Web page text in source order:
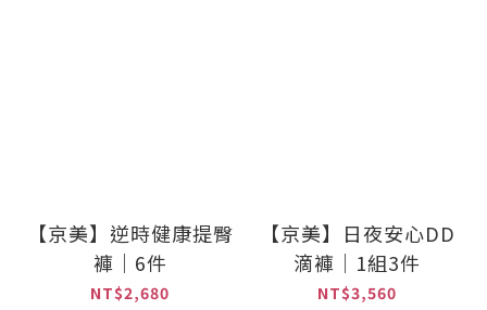
【京美】逆時健康提臀
褲｜6件
NT$2,680
【京美】日夜安心DD
滴褲｜1組3件
NT$3,560